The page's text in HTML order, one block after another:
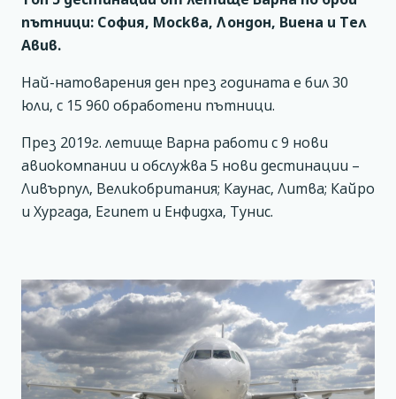
пътници: София, Москва, Лондон, Виена и Тел
Авив.
Най-натоварения ден през годината е бил 30
юли, с 15 960 обработени пътници.
През 2019г. летище Варна работи с 9 нови
авиокомпании и обслужва 5 нови дестинации –
Ливърпул, Великобритания; Каунас, Литва; Кайро
и Хургада, Египет и Енфидха, Тунис.